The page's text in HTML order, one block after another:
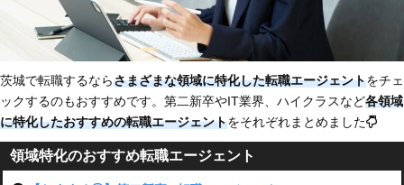
茨城で転職するならさまざまな領域に特化した転職エージェントをチェ
ックするのもおすすめです。第二新卒やIT業界、ハイクラスなど各領域
に特化したおすすめの転職エージェントをそれぞれまとめました
領域特化のおすすめ転職エージェント